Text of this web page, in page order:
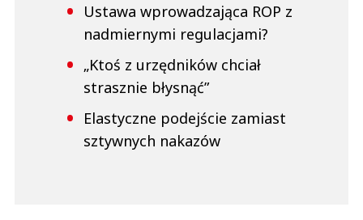
Ustawa wprowadzająca ROP z
nadmiernymi regulacjami?
„Ktoś z urzędników chciał
strasznie błysnąć”
Elastyczne podejście zamiast
sztywnych nakazów